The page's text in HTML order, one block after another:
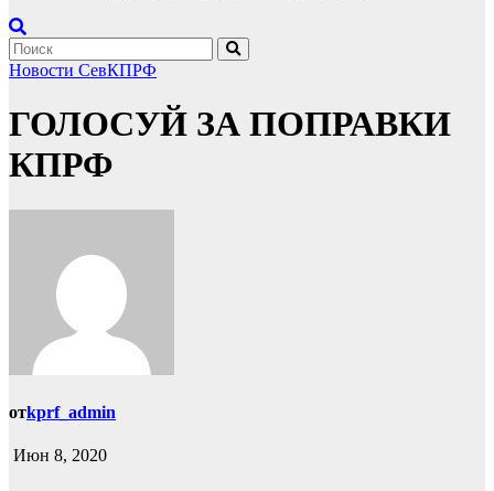
Новости СевКПРФ
ГОЛОСУЙ ЗА ПОПРАВКИ
КПРФ
отkprf_admin
Июн 8, 2020